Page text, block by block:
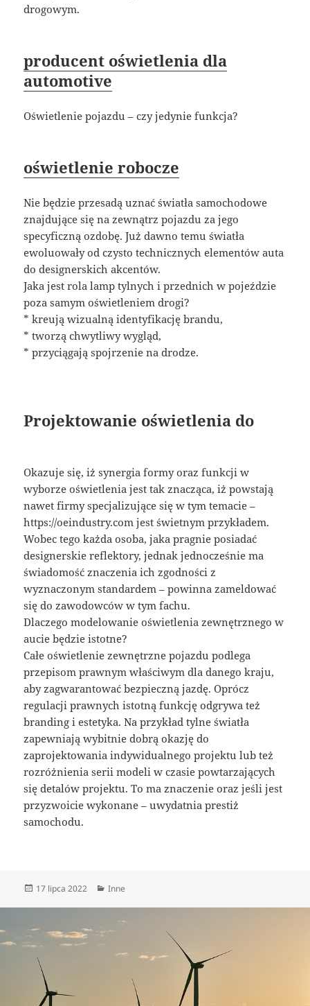
drogowym.
producent oświetlenia dla
automotive
Oświetlenie pojazdu – czy jedynie funkcja?
oświetlenie robocze
Nie będzie przesadą uznać światła samochodowe
znajdujące się na zewnątrz pojazdu za jego
specyficzną ozdobę. Już dawno temu światła
ewoluowały od czysto technicznych elementów auta
do designerskich akcentów.
Jaka jest rola lamp tylnych i przednich w pojeździe
poza samym oświetleniem drogi?
* kreują wizualną identyfikację brandu,
* tworzą chwytliwy wygląd,
* przyciągają spojrzenie na drodze.
Projektowanie oświetlenia do
Okazuje się, iż synergia formy oraz funkcji w
wyborze oświetlenia jest tak znacząca, iż powstają
nawet firmy specjalizujące się w tym temacie –
https://oeindustry.com jest świetnym przykładem.
Wobec tego każda osoba, jaka pragnie posiadać
designerskie reflektory, jednak jednocześnie ma
świadomość znaczenia ich zgodności z
wyznaczonym standardem – powinna zameldować
się do zawodowców w tym fachu.
Dlaczego modelowanie oświetlenia zewnętrznego w
aucie będzie istotne?
Całe oświetlenie zewnętrzne pojazdu podlega
przepisom prawnym właściwym dla danego kraju,
aby zagwarantować bezpieczną jazdę. Oprócz
regulacji prawnych istotną funkcję odgrywa też
branding i estetyka. Na przykład tylne światła
zapewniają wybitnie dobrą okazję do
zaprojektowania indywidualnego projektu lub też
rozróżnienia serii modeli w czasie powtarzających
się detalów projektu. To ma znaczenie oraz jeśli jest
przyzwoicie wykonane – uwydatnia prestiż
samochodu.
Data
17 lipca 2022 Kategorie
Inne